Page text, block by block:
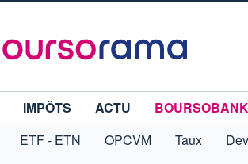
IMPÔTS ACTU
BOURSOBANK
ETF - ETN OPCVM Taux